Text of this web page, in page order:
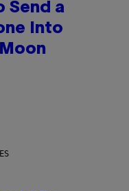
Send a
Into